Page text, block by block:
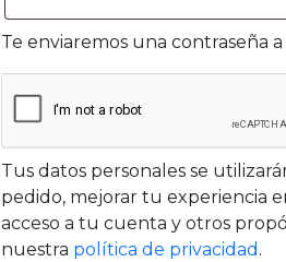
Te enviaremos una contraseña
Tus datos personales se
pedido, mejorar tu experiencia
acceso a tu cuenta y otros
nuestra política de privacidad .